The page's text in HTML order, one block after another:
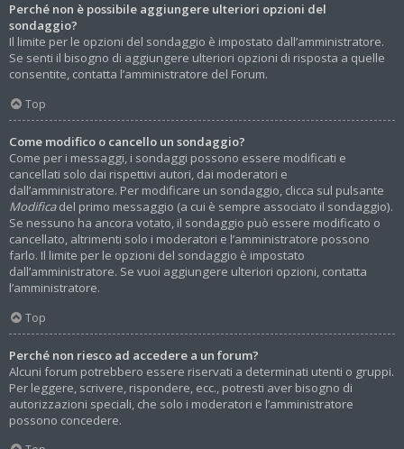
Perché non è possibile aggiungere ulteriori opzioni del
sondaggio?
Il limite per le opzioni del sondaggio è impostato dall’amministratore.
Se senti il bisogno di aggiungere ulteriori opzioni di risposta a quelle
consentite, contatta l’amministratore del Forum.
Top
Come modifico o cancello un sondaggio?
Come per i messaggi, i sondaggi possono essere modificati e
cancellati solo dai rispettivi autori, dai moderatori e
dall’amministratore. Per modificare un sondaggio, clicca sul pulsante
Modificadel primo messaggio (a cui è sempre associato il sondaggio).
Se nessuno ha ancora votato, il sondaggio può essere modificato o
cancellato, altrimenti solo i moderatori e l’amministratore possono
farlo. Il limite per le opzioni del sondaggio è impostato
dall’amministratore. Se vuoi aggiungere ulteriori opzioni, contatta
l’amministratore.
Top
Perché non riesco ad accedere a un forum?
Alcuni forum potrebbero essere riservati a determinati utenti o gruppi.
Per leggere, scrivere, rispondere, ecc., potresti aver bisogno di
autorizzazioni speciali, che solo i moderatori e l’amministratore
possono concedere.